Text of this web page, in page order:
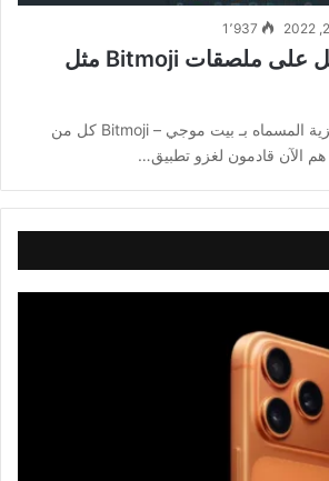
1٬937
الواتساب سيحصل على ملصقات Bitmoji مثل
بعد أن غزت الصور الرمزية المسماه بـ بيت موجي – Bitmoji كل من
هم الآن قادمون لغزو تطبيق…